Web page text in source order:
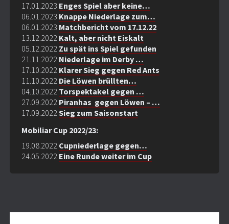
17.01.2023 Enges Spiel aber keine…
06.01.2023 Knappe Niederlage zum…
06.01.2023 Matchbericht vom 17.12.22
13.12.2022 Kalt, aber nicht Eiskalt
05.12.2022 Zu spät ins Spiel gefunden
21.11.2022 Niederlage im Derby …
17.10.2022 Klarer Sieg gegen Red Ants
11.10.2022 Die Löwen brüllten…
04.10.2022 Torspektakel gegen …
27.09.2022 Piranhas gegen Löwen – …
17.09.2022Sieg zum Saisonstart
Mobiliar Cup 2022/23:
19.08.2022 Cupniederlage gegen…
24.05.2022 Eine Runde weiter im Cup